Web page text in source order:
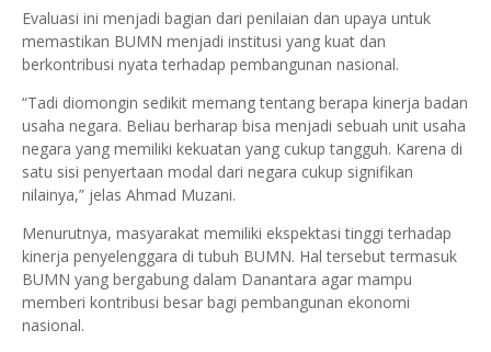
Evaluasi ini menjadi bagian dari penilaian dan upaya untuk
memastikan BUMN menjadi institusi yang kuat dan
berkontribusi nyata terhadap pembangunan nasional.
“Tadi diomongin sedikit memang tentang berapa kinerja badan
usaha negara. Beliau berharap bisa menjadi sebuah unit usaha
negara yang memiliki kekuatan yang cukup tangguh. Karena di
satu sisi penyertaan modal dari negara cukup signifikan
nilainya,” jelas Ahmad Muzani.
Menurutnya, masyarakat memiliki ekspektasi tinggi terhadap
kinerja penyelenggara di tubuh BUMN. Hal tersebut termasuk
BUMN yang bergabung dalam Danantara agar mampu
memberi kontribusi besar bagi pembangunan ekonomi
nasional.